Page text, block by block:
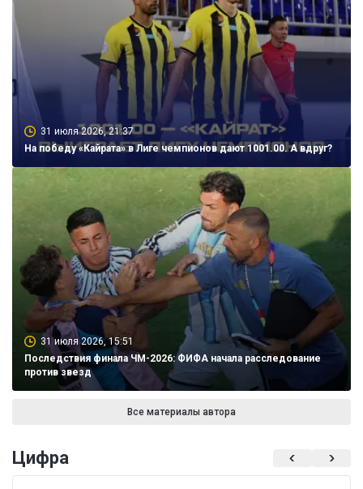
31 июля 2026, 21:37
На победу «Кайрата» в Лиге чемпионов дают 1001.00. А вдруг?
31 июля 2026, 15:51
Последствия финала ЧМ-2026: ФИФА начала расследование
против звезд
Все материалы автора
Цифра